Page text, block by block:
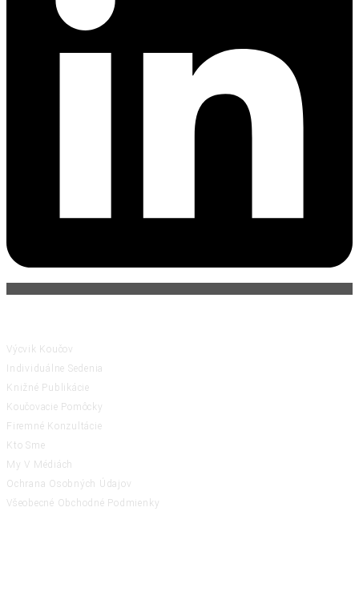
Výcvik Koučov
Individuálne Sedenia
Knižné Publikácie
Koučovacie Pomôcky
Firemné Konzultácie
Kto Sme
My V Médiách
Ochrana Osobných Údajov
Všeobecné Obchodné Podmienky